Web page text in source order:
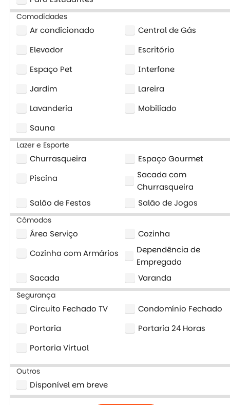
Comodidades
Ar condicionado
Central de Gás
Elevador
Escritório
Espaço Pet
Interfone
Jardim
Lareira
Lavanderia
Mobiliado
Sauna
Lazer e Esporte
Churrasqueira
Espaço Gourmet
Piscina
Sacada com
Churrasqueira
Salão de Festas
Salão de Jogos
Cômodos
Área Serviço
Cozinha
Cozinha com Armários
Dependência de
Empregada
Sacada
Varanda
Segurança
Circuito Fechado TV
Condomínio Fechado
Portaria
Portaria 24 Horas
Portaria Virtual
Outros
Disponível em breve